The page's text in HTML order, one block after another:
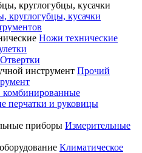
круглогубцы, кусачки
Ножи технические
Отвертки
Прочий
перчатки и руковицы
Измерительные
Климатическое